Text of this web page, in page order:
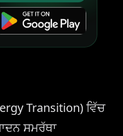
Transition) ਵਿੱਚ
ਸਮਰੱਥਾ